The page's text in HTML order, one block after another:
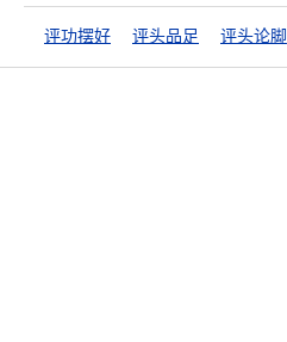
评功摆好 评头品足 评头论脚